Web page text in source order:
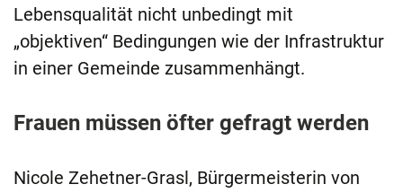
Lebensqualität nicht unbedingt mit
„objektiven“ Bedingungen wie der Infrastruktur
in einer Gemeinde zusammenhängt.
Frauen müssen öfter gefragt werden
Nicole Zehetner-Grasl, Bürgermeisterin von